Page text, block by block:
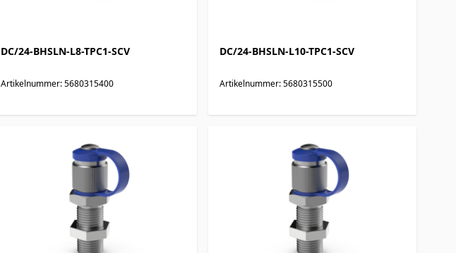
DC/24-BHSLN-L8-TPC1-SCV
Artikelnummer: 5680315400
DC/24-BHSLN-L10-TPC1-SCV
Artikelnummer: 5680315500